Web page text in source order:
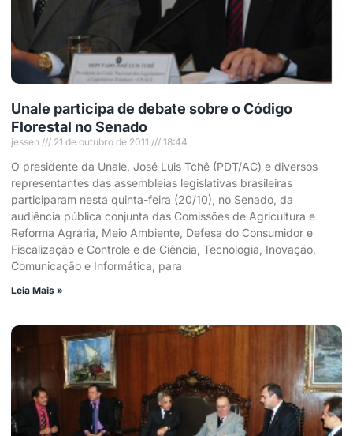
Unale participa de debate sobre o Código
Florestal no Senado
jessen 21 de outubro de 2011 18:44
O presidente da Unale, José Luis Tchê (PDT/AC) e diversos
representantes das assembleias legislativas brasileiras
participaram nesta quinta-feira (20/10), no Senado, da
audiência pública conjunta das Comissões de Agricultura e
Reforma Agrária, Meio Ambiente, Defesa do Consumidor e
Fiscalização e Controle e de Ciência, Tecnologia, Inovação,
Comunicação e Informática, para
Leia Mais »